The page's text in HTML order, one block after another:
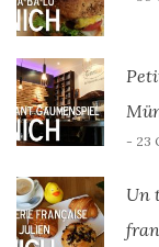
- 23
Un